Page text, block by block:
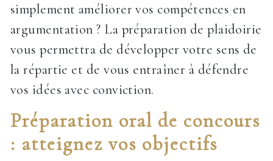
simplement améliorer vos compétences en
argumentation ? La préparation de plaidoirie
vous permettra de développer votre sens de
la répartie et de vous entraîner à défendre
vos idées avec conviction.
Préparation oral de concours
: atteignez vos objectifs